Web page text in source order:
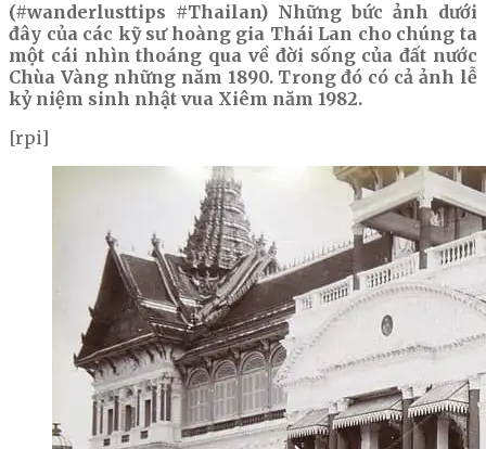
(#wanderlusttips #Thailan) Những bức ảnh dưới
đây của các kỹ sư hoàng gia Thái Lan cho chúng ta
một cái nhìn thoáng qua về đời sống của đất nước
Chùa Vàng những năm 1890. Trong đó có cả ảnh lễ
kỷ niệm sinh nhật vua Xiêm năm 1982.
[rpi]